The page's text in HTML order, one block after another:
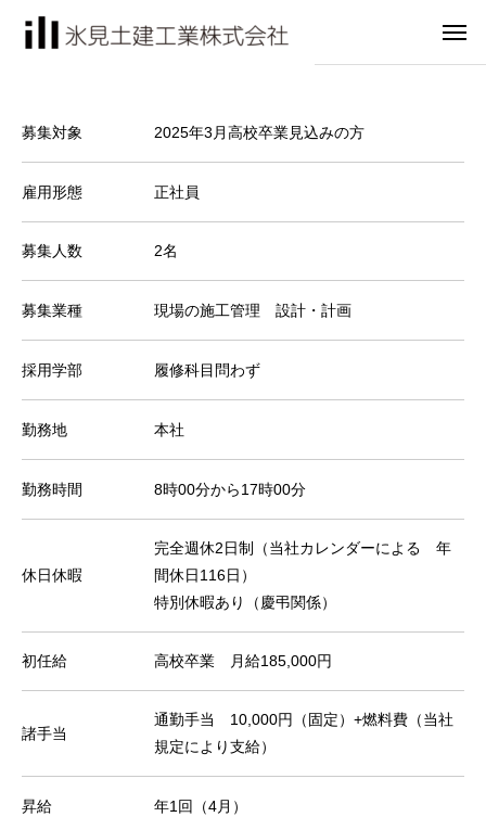
募集対象 2025年3月高校卒業見込みの方
雇用形態 正社員
募集人数 2名
募集業種 現場の施工管理 設計・計画
採用学部 履修科目問わず
勤務地 本社
勤務時間 8時00分から17時00分
休日休暇
完全週休2日制（当社カレンダーによる 年
間休日116日）
特別休暇あり（慶弔関係）
初任給 高校卒業 月給185,000円
諸手当
通勤手当 10,000円（固定）+燃料費（当社
規定により支給）
昇給 年1回（4月）